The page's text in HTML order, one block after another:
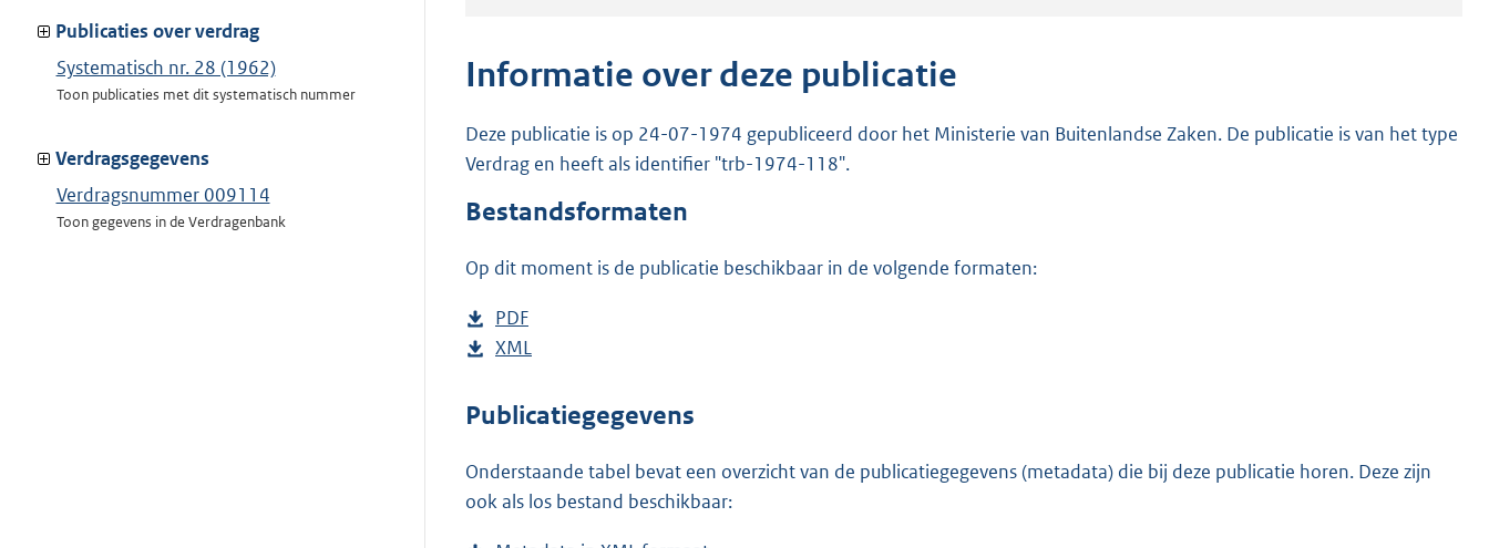
van:
Publicaties over verdrag
Systematisch nr. 28 (1962)
Toon publicaties met dit systematisch nummer
Verdragsgegevens
Verdragsnummer 009114
Toon gegevens in de Verdragenbank
r
Informatie over deze publicatie
Deze publicatie is op 24-07-1974 gepubliceerd door het Ministerie van Buitenlandse Zaken. De publicatie is van het type
Verdrag en heeft als identifier "trb-1974-118".
Bestandsformaten
Op dit moment is de publicatie beschikbaar in de volgende formaten:
D
o
n
o
a
PDF
e
t
n
d
D
w
l
o
XML
s
a
n
Publicatiegegevens
Onderstaande tabel bevat een overzicht van de publicatiegegevens (metadata) die bij deze publicatie horen. Deze zijn
ook als los bestand beschikbaar: